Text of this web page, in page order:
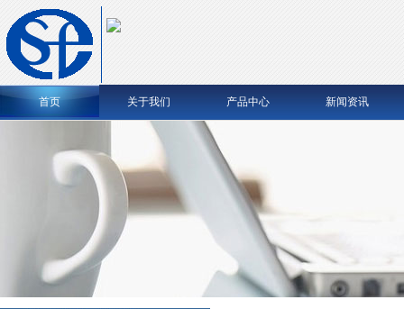
首页 关于我们 产品中心 新闻资讯